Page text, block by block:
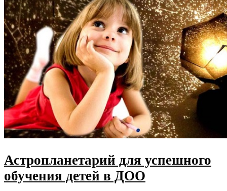
Астропланетарий для успешного
обучения детей в ДОО